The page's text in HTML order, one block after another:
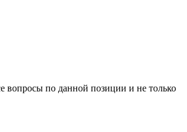
вопросы по данной позиции и не только